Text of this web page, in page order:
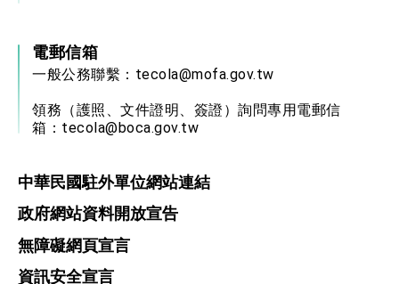
電郵信箱
一般公務聯繫： tecola@mofa.gov.tw
領務（護照、文件證明、簽證）詢問專用電郵信
箱： tecola@boca.gov.tw
中華民國駐外單位網站連結
政府網站資料開放宣告
無障礙網頁宣言
資訊安全宣言